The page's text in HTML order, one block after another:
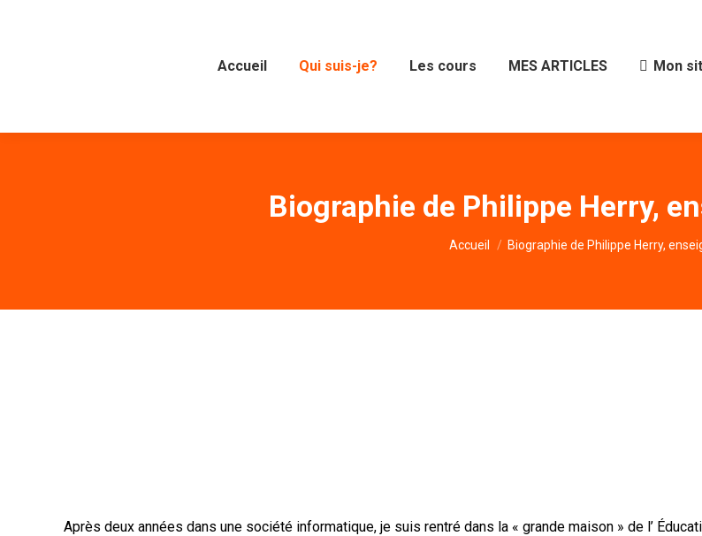
Accueil Qui suis-je? Les cours MES ARTICLES Mon
Biographie de Philippe Herry,
Vous êtes ici :
Accueil Biographie de Philippe Herry,
Après deux années dans une société informatique, je suis rentré dans la « grande maison » de l’